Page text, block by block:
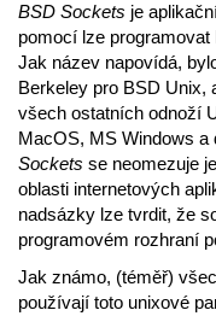
BSD Sockets je
pomocí lze
Jak název napovídá,
Berkeley pro BSD Unix,
všech ostatních odnoží
MacOS, MS Windows
Sockets se neomezuje
oblasti internetových
nadsázky lze tvrdit, že
programovém rozhraní
Jak známo, (téměř)
používají toto unixové